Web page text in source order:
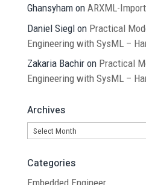
Ghansyhamon ARXML-
Daniel Sieglon Practical
Engineering with SysML –
Zakaria Bachiron Practical
Engineering with SysML –
Archives
Archives
Categories